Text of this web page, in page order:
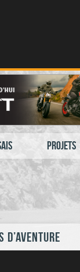
Projets
d’aventure